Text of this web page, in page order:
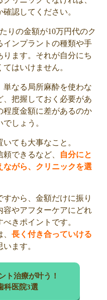
認してください。
りの金額が10万円代のク
インプラントの種類や手
ます。それが自分にち
はいけません。
なる局所麻酔を使わな
、把握しておく必要があ
程度金額に差があるのか
しょう。
ても大事なこと。
できるなど、
自分にと
ながら、クリニックを選
から、金額だけに振り
容やアフターケアにどれ
きポイントです。
長く付き合っていける
います。
ト治療が叶う！
科医院3選